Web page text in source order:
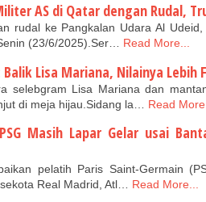
AS di Qatar dengan Rudal,
rudal ke Pangkalan Udara Al
(23/6/2025).Ser… Read More...
Lisa Mariana, Nilainya Lebih
selebgram Lisa Mariana dan
di meja hijau.Sidang la…
Read
Masih Lapar Gelar usai
pelatih Paris Saint-Germain
Real Madrid, Atl… Read More...